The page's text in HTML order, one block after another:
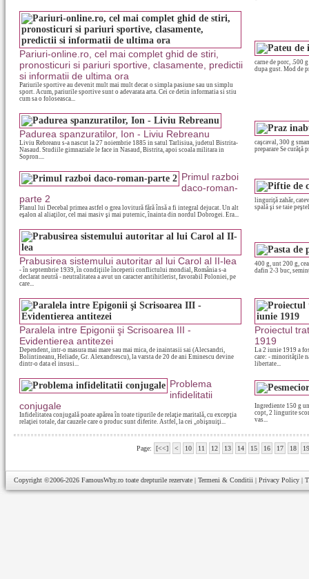
Pariuri-online.ro, cel mai complet ghid de stiri,
pronosticuri si pariuri sportive, clasamente, predictii
si informatii de ultima ora
Pariurile sportive au devenit mult mai mult decat o simpla pasiune sau un simplu
sport. Acum, pariurile sportive sunt o adevarata arta. Cei ce detin informatia si stiu
cum sa o foloseasca...
carne de porc, .500
dupa gust. Mod de
Padurea spanzuratilor, Ion - Liviu Rebreanu
Liviu Rebreanu s-a nascut la 27 noiembrie 1885 in satul Tarlisiua, judetul Bistrita-
Nasaud. Studiile gimnaziale le face in Nasaud, Bistrita, apoi scoala militara in
Sopron....
caşcaval, 300 g
preparare Se curăţă
Primul razboi
daco-roman-
parte 2
Planul lui Decebal primea astfel o grea lovitură fără însă a fi integral dejucat. Un alt
eşalon al aliaţilor, cel mai masiv şi mai puternic, înainta din nordul Dobrogei. Era...
linguriţă zahăr,
spală şi se taie
Prabusirea sistemului autoritar al lui Carol al II-lea
- în septembrie 1939, în condiţiile începerii conflictului mondial, România s-a
declarat neutră - neutralitatea a avut un caracter antihitlerist, favorabil Poloniei, pe
care...
400 g, unt 200 g,
dafin 2-3 buc,
Paralela intre Epigonii şi Scrisoarea III -
Evidentierea antitezei
Dependent, intr-o masura mai mare sau mai mica, de inaintasii sai (Alecsandri,
Bolintineanu, Heliade, Gr. Alexandrescu), la varsta de 20 de ani Eminescu devine
dintr-o data el insusi...
Proiectul
1919
La 2 iunie 1919 a
care: - minorităţile
libertate...
Problema
infidelitatii
conjugale
Infidelitatea conjugală poate apărea în toate tipurile de relaţie maritală, cu excepţia
relaţiei totale, dar cauzele care o produc sunt diferite. Astfel, la cei „obişnuiţi...
Ingrediente 150 g
copt, 2 lingurite
vas...
Page: [<<] < 10 11 12 13 14 15 16 17 18 19
Copyright ©2006-2026 FamousWhy.ro toate drepturile rezervate | Termeni & Conditii | Privacy Policy |